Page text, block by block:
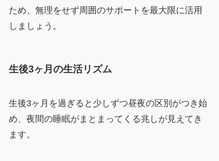
ため、無理をせず周囲のサポートを最大限に活用
しましょう。
生後3ヶ月の生活リズム
生後3ヶ月を過ぎると少しずつ昼夜の区別がつき始
め、夜間の睡眠がまとまってくる兆しが見えてき
ます。